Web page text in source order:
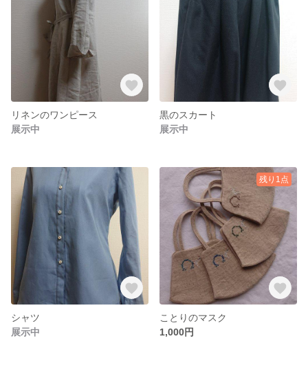
リネンのワンピース
展示中
黒のスカート
展示中
シャツ
展示中
残り1点
ことりのマスク
1,000円